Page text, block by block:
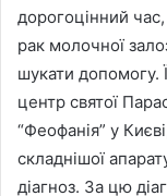
дорогоцінний
рак молочної
шукати допомогу.
центр святої
“Феофанія” у
складнішої
діагноз. За цю